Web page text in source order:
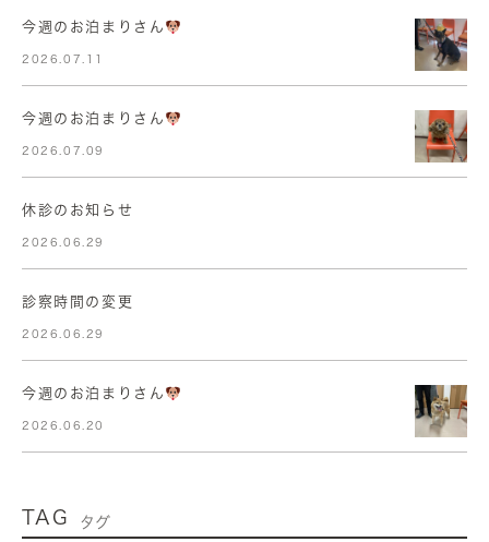
今週のお泊まりさん
2026.07.11
今週のお泊まりさん
2026.07.09
休診のお知らせ
2026.06.29
診察時間の変更
2026.06.29
今週のお泊まりさん
2026.06.20
TAG タグ